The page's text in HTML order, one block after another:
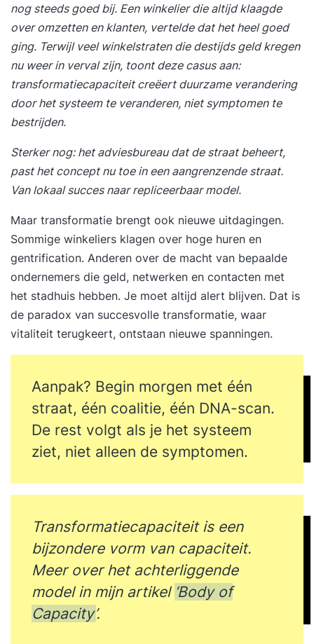
nog steeds goed bij. Een winkelier die altijd klaagde
over omzetten en klanten, vertelde dat het heel goed
ging. Terwijl veel winkelstraten die destijds geld kregen
nu weer in verval zijn, toont deze casus aan:
transformatiecapaciteit creëert duurzame verandering
door het systeem te veranderen, niet symptomen te
bestrijden.
Sterker nog: het adviesbureau dat de straat beheert,
past het concept nu toe in een aangrenzende straat.
Van lokaal succes naar repliceerbaar model.
Maar transformatie brengt ook nieuwe uitdagingen.
Sommige winkeliers klagen over hoge huren en
gentrification. Anderen over de macht van bepaalde
ondernemers die geld, netwerken en contacten met
het stadhuis hebben. Je moet altijd alert blijven. Dat is
de paradox van succesvolle transformatie, waar
vitaliteit terugkeert, ontstaan nieuwe spanningen.
Aanpak? Begin morgen met één
straat, één coalitie, één DNA-scan.
De rest volgt als je het systeem
ziet, niet alleen de symptomen.
Transformatiecapaciteit is een
bijzondere vorm van capaciteit.
Meer over het achterliggende
model in mijn artikel ‘Body of
Capacity’.